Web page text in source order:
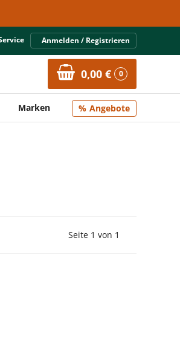
Anmelden / Registrieren
0,00 € 0
Marken Angebote
Vorherige Seite
Seite 1 von 1